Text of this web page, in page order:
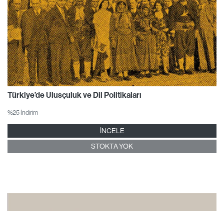
Türkiye’de Ulusçuluk ve Dil Politikaları
%25 İndirim
İNCELE
STOKTA YOK